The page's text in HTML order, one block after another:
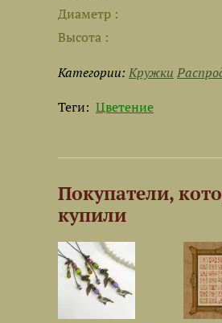
Диаметр
Высота
Категории: Кружки
Теги: Цветение
Покупатели,
купили